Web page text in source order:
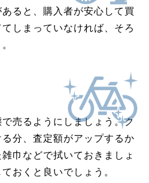
ると、購入者が安心して買
しまっていなければ、そろ
売るようにしましょう。ク
分、査定額がアップするか
巾などで拭いておきましょ
おくと良いでしょう。